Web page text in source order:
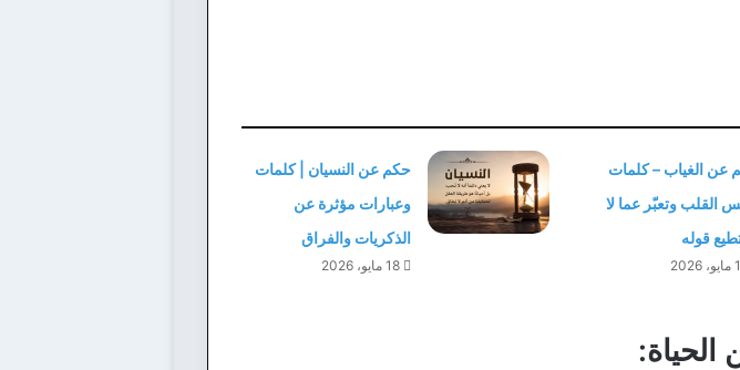
عن الغياب – كلمات
القلب وتعبّر عما لا
قوله
حكم عن النسيان | كلمات
وعبارات مؤثرة عن
الذكريات والفراق
18 مايو، 2026